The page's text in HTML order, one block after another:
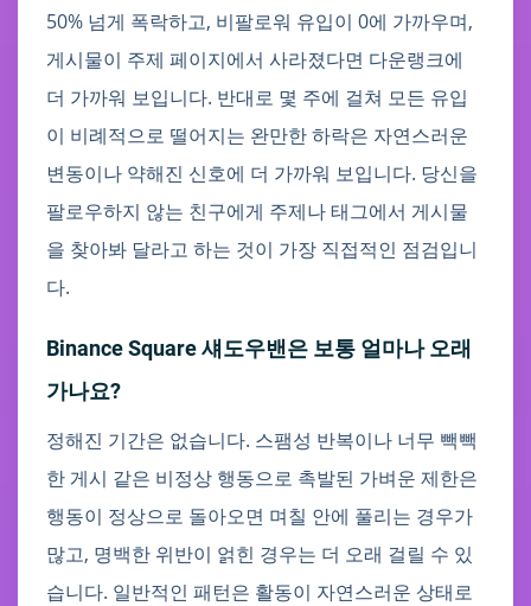
50% 넘게 폭락하고, 비팔로워 유입이 0에 가까우며,
게시물이 주제 페이지에서 사라졌다면 다운랭크에
더 가까워 보입니다. 반대로 몇 주에 걸쳐 모든 유입
이 비례적으로 떨어지는 완만한 하락은 자연스러운
변동이나 약해진 신호에 더 가까워 보입니다. 당신을
팔로우하지 않는 친구에게 주제나 태그에서 게시물
을 찾아봐 달라고 하는 것이 가장 직접적인 점검입니
다.
Binance Square 섀도우밴은 보통 얼마나 오래
가나요?
정해진 기간은 없습니다. 스팸성 반복이나 너무 빽빽
한 게시 같은 비정상 행동으로 촉발된 가벼운 제한은
행동이 정상으로 돌아오면 며칠 안에 풀리는 경우가
많고, 명백한 위반이 얽힌 경우는 더 오래 걸릴 수 있
습니다. 일반적인 패턴은 활동이 자연스러운 상태로